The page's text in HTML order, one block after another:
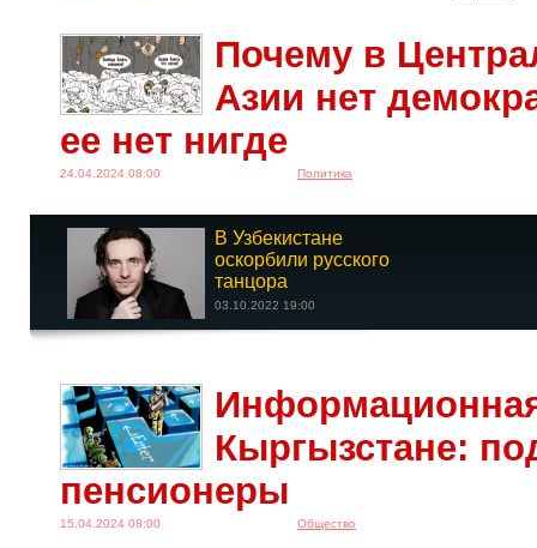
Почему в
Азии нет
ее нет нигде
24.04.2024 08:00 Политика
В Узбекистане
оскорбили русского
танцора
03.10.2022 19:00
Кыргызстана
участвуют в...
22.01.2025 14:00
Кыргызстане:
пенсионеры
15.04.2024 08:00 Общество